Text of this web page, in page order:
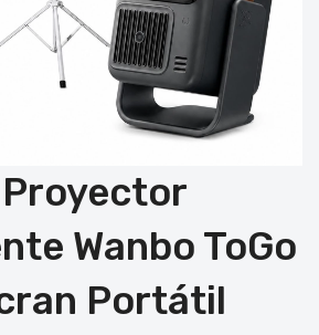
Wanbo ToGo
Portátil